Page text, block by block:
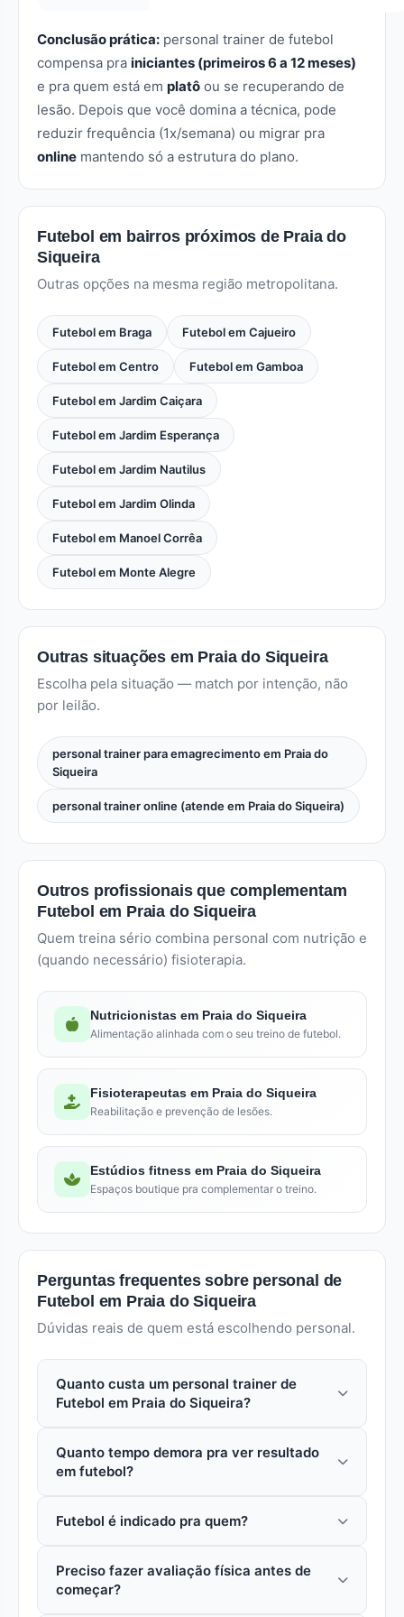
Conclusão prática: personal trainer de futebol
compensa pra iniciantes (primeiros 6 a 12 meses)
e pra quem está em platô ou se recuperando de
lesão. Depois que você domina a técnica, pode
reduzir frequência (1x/semana) ou migrar pra
online mantendo só a estrutura do plano.
Futebol em bairros próximos de Praia do
Siqueira
Outras opções na mesma região metropolitana.
Futebol em Braga Futebol em Cajueiro
Futebol em Centro Futebol em Gamboa
Futebol em Jardim Caiçara
Futebol em Jardim Esperança
Futebol em Jardim Nautilus
Futebol em Jardim Olinda
Futebol em Manoel Corrêa
Futebol em Monte Alegre
Outras situações em Praia do Siqueira
Escolha pela situação — match por intenção, não
por leilão.
personal trainer para emagrecimento em Praia do
Siqueira
personal trainer online (atende em Praia do Siqueira)
Outros profissionais que complementam
Futebol em Praia do Siqueira
Quem treina sério combina personal com nutrição e
(quando necessário) fisioterapia.
Nutricionistas em Praia do Siqueira
Alimentação alinhada com o seu treino de futebol.
Fisioterapeutas em Praia do Siqueira
Reabilitação e prevenção de lesões.
Estúdios fitness em Praia do Siqueira
Espaços boutique pra complementar o treino.
Perguntas frequentes sobre personal de
Futebol em Praia do Siqueira
Dúvidas reais de quem está escolhendo personal.
Quanto custa um personal trainer de
Futebol em Praia do Siqueira?
com personal especializado em futebol custa
entre R$ 80 a R$ 250. Pacotes mensais reduzem
Quanto tempo demora pra ver resultado
em futebol?
iniciais (postura, condicionamento) aparecem em
pedem 3 a 6 meses de treino consistente.
Aderência ao plano é o maior preditor de
Futebol é indicado pra quem?
especificamente esse objetivo. Personal trainer
faz avaliação inicial pra confirmar adequação ao
Preciso fazer avaliação física antes de
começar?